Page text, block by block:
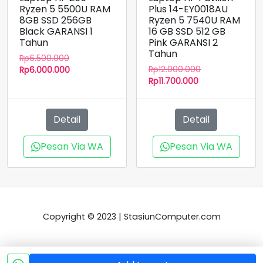
Ryzen 5 5500U RAM
8GB SSD 256GB
Black GARANSI 1
Tahun
Rp6.500.000Harga
aslinya
Rp6.000.000Harga
Rp6.000.000.
Detail
Pesan Via WA
Plus 14-EY0018AU
Ryzen 5 7540U RAM
16 GB SSD 512 GB
Pink GARANSI 2
Tahun
Rp12.000.000Harga
Rp11.700.000Harga
adalah:
Rp11.700.000.
Detail
Pesan Via WA
Copyright © 2023 | StasiunComputer.com